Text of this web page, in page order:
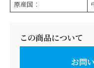
原産国：
この商品について
お問